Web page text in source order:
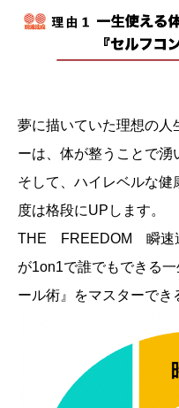
夢に描いていた理想の人
ーは、体が整うことで湧
そして、ハイレベルな健
度は格段にUPします。
THE FREEDOM 瞬速
が1on1で誰でもできる
ール術』をマスターでき